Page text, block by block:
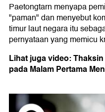
Paetongtarn menyapa
"paman" dan menyebut
timur laut negara itu
pernyataan yang memicu
Lihat juga video:
pada Malam Pertama